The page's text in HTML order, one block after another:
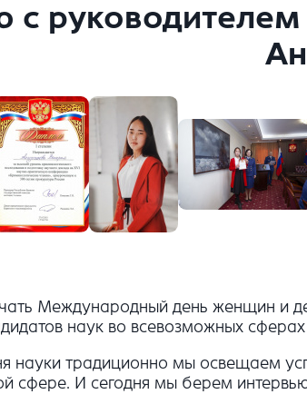
с
Международный день женщин и
наук во всевозможных
науки традиционно мы освещаем
сфере. И сегодня мы берем